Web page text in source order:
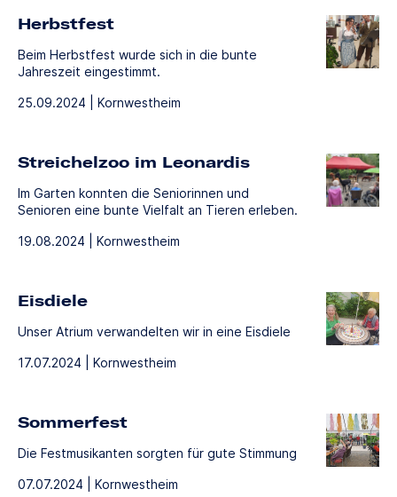
Herbstfest
Beim Herbstfest wurde sich in die bunte
Jahreszeit eingestimmt.
25.09.2024 | Kornwestheim
Streichelzoo im Leonardis
Im Garten konnten die Seniorinnen und
Senioren eine bunte Vielfalt an Tieren erleben.
19.08.2024 | Kornwestheim
Eisdiele
Unser Atrium verwandelten wir in eine Eisdiele
17.07.2024 | Kornwestheim
Sommerfest
Die Festmusikanten sorgten für gute Stimmung
07.07.2024 | Kornwestheim